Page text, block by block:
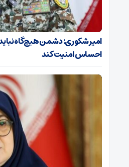
امیر شکوری: دشمن هیچ‌گاه
احساس امنیت کند